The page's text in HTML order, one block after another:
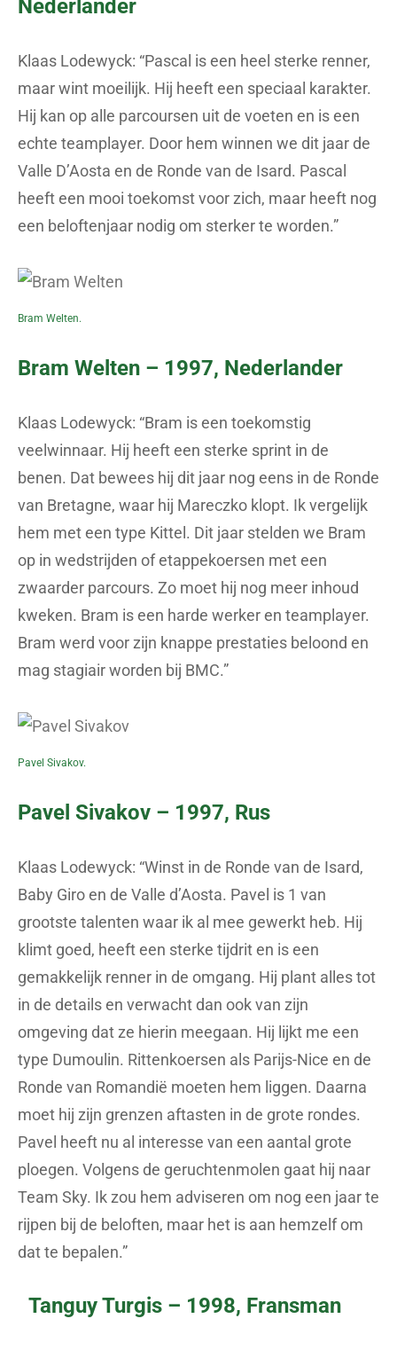
Nederlander
Klaas Lodewyck: “Pascal is een heel sterke renner,
maar wint moeilijk. Hij heeft een speciaal karakter.
Hij kan op alle parcoursen uit de voeten en is een
echte teamplayer. Door hem winnen we dit jaar de
Valle D’Aosta en de Ronde van de Isard. Pascal
heeft een mooi toekomst voor zich, maar heeft nog
een beloftenjaar nodig om sterker te worden.”
Bram Welten.
Bram Welten – 1997, Nederlander
Klaas Lodewyck: “Bram is een toekomstig
veelwinnaar. Hij heeft een sterke sprint in de
benen. Dat bewees hij dit jaar nog eens in de Ronde
van Bretagne, waar hij Mareczko klopt. Ik vergelijk
hem met een type Kittel. Dit jaar stelden we Bram
op in wedstrijden of etappekoersen met een
zwaarder parcours. Zo moet hij nog meer inhoud
kweken. Bram is een harde werker en teamplayer.
Bram werd voor zijn knappe prestaties beloond en
mag stagiair worden bij BMC.”
Pavel Sivakov.
Pavel Sivakov – 1997, Rus
Klaas Lodewyck: “Winst in de Ronde van de Isard,
Baby Giro en de Valle d’Aosta. Pavel is 1 van
grootste talenten waar ik al mee gewerkt heb. Hij
klimt goed, heeft een sterke tijdrit en is een
gemakkelijk renner in de omgang. Hij plant alles tot
in de details en verwacht dan ook van zijn
omgeving dat ze hierin meegaan. Hij lijkt me een
type Dumoulin. Rittenkoersen als Parijs-Nice en de
Ronde van Romandië moeten hem liggen. Daarna
moet hij zijn grenzen aftasten in de grote rondes.
Pavel heeft nu al interesse van een aantal grote
ploegen. Volgens de geruchtenmolen gaat hij naar
Team Sky. Ik zou hem adviseren om nog een jaar te
rijpen bij de beloften, maar het is aan hemzelf om
dat te bepalen.”
Tanguy Turgis – 1998, Fransman